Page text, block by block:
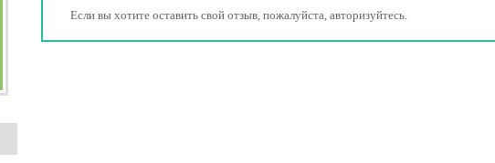
Если вы хотите оставить свой отзыв, пожалуйста, авторизуйтесь.